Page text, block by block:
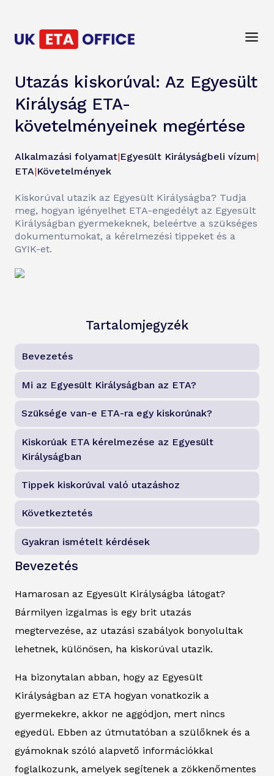
Utazás kiskorúval: Az Egyesült
Királyság ETA-
követelményeinek megértése
Alkalmazási folyamat|Egyesült Királyságbeli vízum|
ETA|Követelmények
Kiskorúval utazik az Egyesült Királyságba? Tudja
meg, hogyan igényelhet ETA-engedélyt az Egyesült
Királyságban gyermekeknek, beleértve a szükséges
dokumentumokat, a kérelmezési tippeket és a
GYIK-et.
Tartalomjegyzék
Bevezetés
Mi az Egyesült Királyságban az ETA?
Szüksége van-e ETA-ra egy kiskorúnak?
Kiskorúak ETA kérelmezése az Egyesült
Királyságban
Tippek kiskorúval való utazáshoz
Következtetés
Gyakran ismételt kérdések
Bevezetés
Hamarosan az Egyesült Királyságba látogat?
Bármilyen izgalmas is egy brit utazás
megtervezése, az utazási szabályok bonyolultak
lehetnek, különösen, ha kiskorúval utazik.
Ha bizonytalan abban, hogy az Egyesült
Királyságban az ETA hogyan vonatkozik a
gyermekekre, akkor ne aggódjon, mert nincs
egyedül. Ebben az útmutatóban a szülőknek és a
gyámoknak szóló alapvető információkkal
foglalkozunk, amelyek segítenek a zökkenőmentes